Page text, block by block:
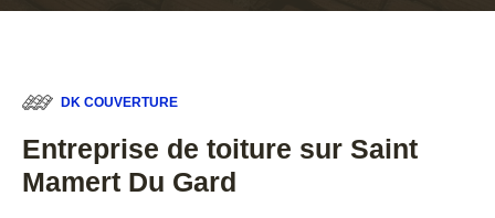
DK COUVERTURE
Entreprise de toiture sur Saint
Mamert Du Gard